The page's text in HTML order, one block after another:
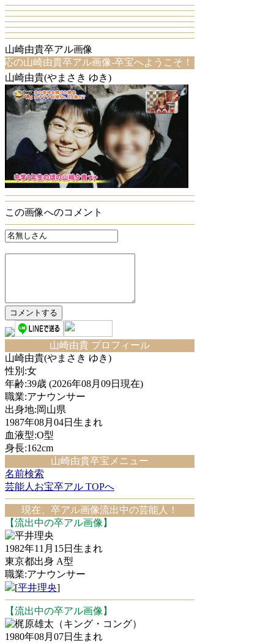
山崎由貴卒アル画像
崎由貴卒アル画像-卒宝へようこそ！こちらは、山崎由貴
山崎由貴(やまさき ゆき)
この画像へのコメント
山崎由貴 プロフィール
山崎由貴(やまさき ゆき)
性別:女
年齢:39歳 (2026年08月09日現在)
職業:アナウンサー
出身地:岡山県
1987年08月04日生まれ
血液型:O型
身長:162cm
山崎由貴卒宝メニュー
名前検索
芸能人お宝卒アル TOPへ
現在、卒アル画像流出中の芸能人！
【流出中の卒アル画像】
平井理央
1982年11月15日生まれ
東京都出身 A型
職業:アナウンサー
[平井理央]
【流出中の卒アル画像】
梶原雄太（キング・コング）
1980年08月07日生まれ